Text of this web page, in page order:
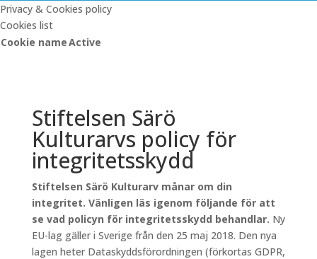
Privacy & Cookies policy
Cookies list
Cookie nameActive
Stiftelsen Särö
Kulturarvs policy för
integritetsskydd
Stiftelsen Särö Kulturarv månar om din
integritet. Vänligen läs igenom följande för att
se vad policyn för integritetsskydd behandlar. Ny
EU-lag gäller i Sverige från den 25 maj 2018. Den nya
lagen heter Dataskyddsförordningen (förkortas GDPR,